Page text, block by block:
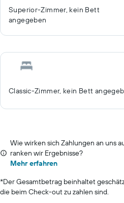
Superior-Zimmer, kein Bett
angegeben
Classic-Zimmer, kein Bett
Wie wirken sich Zahlungen an uns
ranken wir Ergebnisse?
Mehr erfahren
*Der Gesamtbetrag beinhaltet
die beim Check-out zu zahlen sind.